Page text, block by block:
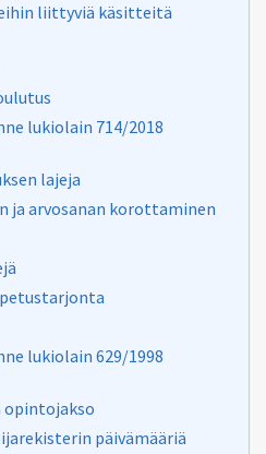
liittyviä käsitteitä
lukiolain 714/2018
lajeja
ja arvosanan korottaminen
lukiolain 629/1998
opintojakso
päivämääriä